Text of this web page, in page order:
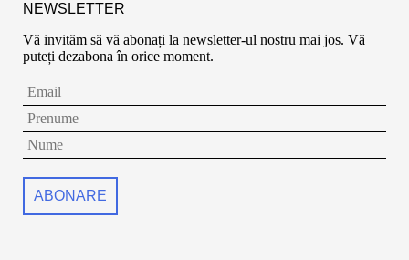
NEWSLETTER
Vă invităm să vă abonați la newsletter-ul nostru mai jos. Vă
puteți dezabona în orice moment.